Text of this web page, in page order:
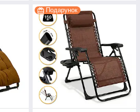
Подарунок